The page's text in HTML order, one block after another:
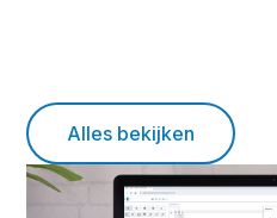
Alles bekijken